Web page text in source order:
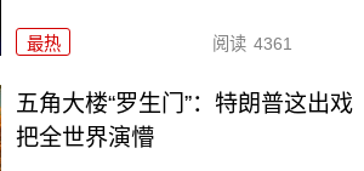
最热 阅读 4361
五角大楼“罗生门”：特朗普这出戏
把全世界演懵